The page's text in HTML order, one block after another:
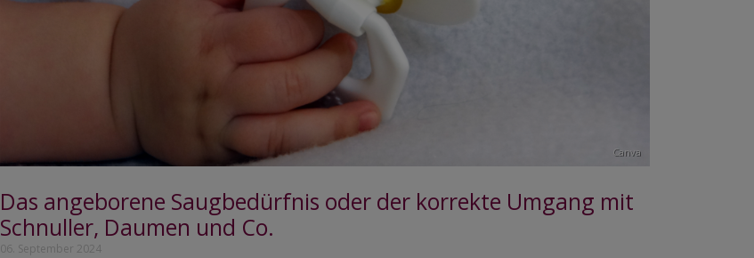
Canva
Das angeborene Saugbedürfnis oder der korrekte Umgang mit
Schnuller, Daumen und Co.
06. September 2024